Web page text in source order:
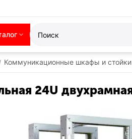
Коммуникационные шкафы и стойки
24U